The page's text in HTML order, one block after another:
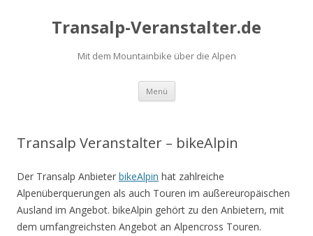
Transalp-Veranstalter.de
Mit dem Mountainbike über die Alpen
Menü Zum
springen
Transalp Veranstalter – bikeAlpin
Der Transalp Anbieter bikeAlpin hat zahlreiche
Alpenüberquerungen als auch Touren im außereuropäischen
Ausland im Angebot. bikeAlpin gehört zu den Anbietern, mit
dem umfangreichsten Angebot an Alpencross Touren.